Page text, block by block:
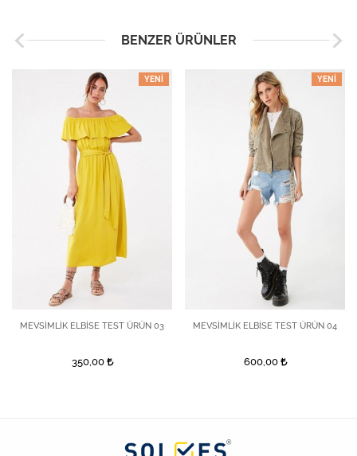
BENZER ÜRÜNLER
MEVSİMLİK ELBİSE TEST ÜRÜN 03
350,00
YENI
MEVSİMLİK ELBİSE TEST ÜRÜN 04
600,00
YENI